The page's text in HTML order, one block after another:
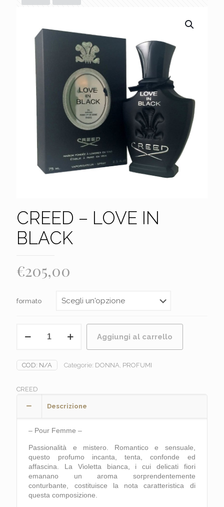
CREED – LOVE IN
BLACK
€205,00
formato
BLACK
Aggiungi al carrello
COD: N/A Categorie: DONNA, PROFUMI
CREED
Descrizione
– Pour Femme –
Passionalità e mistero. Romantico e sensuale,
questo profumo incanta, tenta, confonde ed
affascina. La Violetta bianca, i cui delicati fiori
emanano un aroma sorprendentemente
conturbante, costituisce la nota caratteristica di
questa composizione.